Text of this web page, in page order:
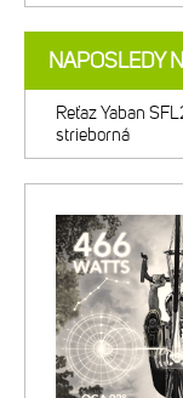
NAPOSLEDY
Reťaz Yaban
strieborná